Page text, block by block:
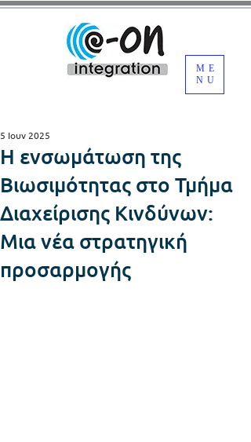
ME
NU
Η ενσωμάτωση της
Βιωσιμότητας στο Τμήμα
Διαχείρισης Κινδύνων:
Μια νέα στρατηγική
προσαρμογής
5 Ιουν 2025